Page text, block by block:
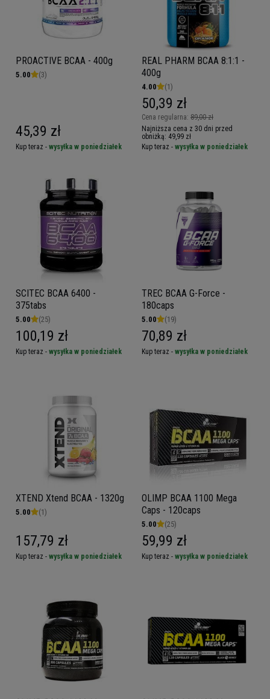
PROACTIVE BCAA - 400g
5.00 (3)
45,39 zł
Kup teraz - wysyłka w poniedziałek
REAL PHARM BCAA 8:1:1 -
400g
4.00 (1)
Cena regularna: 89,00 zł
50,39 zł
Najniższa cena z 30 dni przed
obniżką: 49,99 zł
Kup teraz - wysyłka w poniedziałek
SCITEC BCAA 6400 -
375tabs
5.00 (25)
100,19 zł
Kup teraz - wysyłka w poniedziałek
TREC BCAA G-Force -
180caps
5.00 (19)
70,89 zł
Kup teraz - wysyłka w poniedziałek
XTEND Xtend BCAA - 1320g
5.00 (1)
157,79 zł
Kup teraz - wysyłka w poniedziałek
OLIMP BCAA 1100 Mega
Caps - 120caps
5.00 (25)
59,99 zł
Kup teraz - wysyłka w poniedziałek